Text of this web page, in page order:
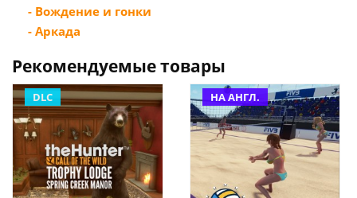
- Вождение и гонки
- Аркада
Рекомендуемые товары
DLC НА АНГЛ.